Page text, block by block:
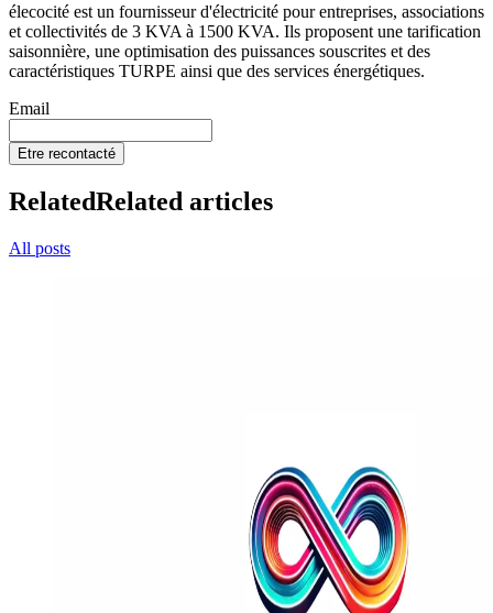
élecocité est un fournisseur d'électricité pour entreprises, associations
et collectivités de 3 KVA à 1500 KVA. Ils proposent une tarification
saisonnière, une optimisation des puissances souscrites et des
caractéristiques TURPE ainsi que des services énergétiques.
Email
Etre recontacté
RelatedRelated articles
All posts